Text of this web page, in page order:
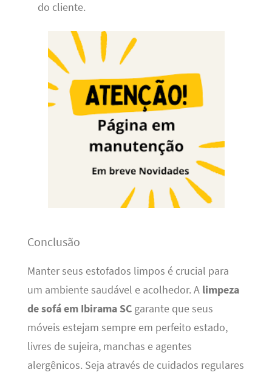
do cliente.
Conclusão
Manter seus estofados limpos é crucial para
um ambiente saudável e acolhedor. A limpeza
de sofá em Ibirama SCgarante que seus
móveis estejam sempre em perfeito estado,
livres de sujeira, manchas e agentes
alergênicos. Seja através de cuidados regulares